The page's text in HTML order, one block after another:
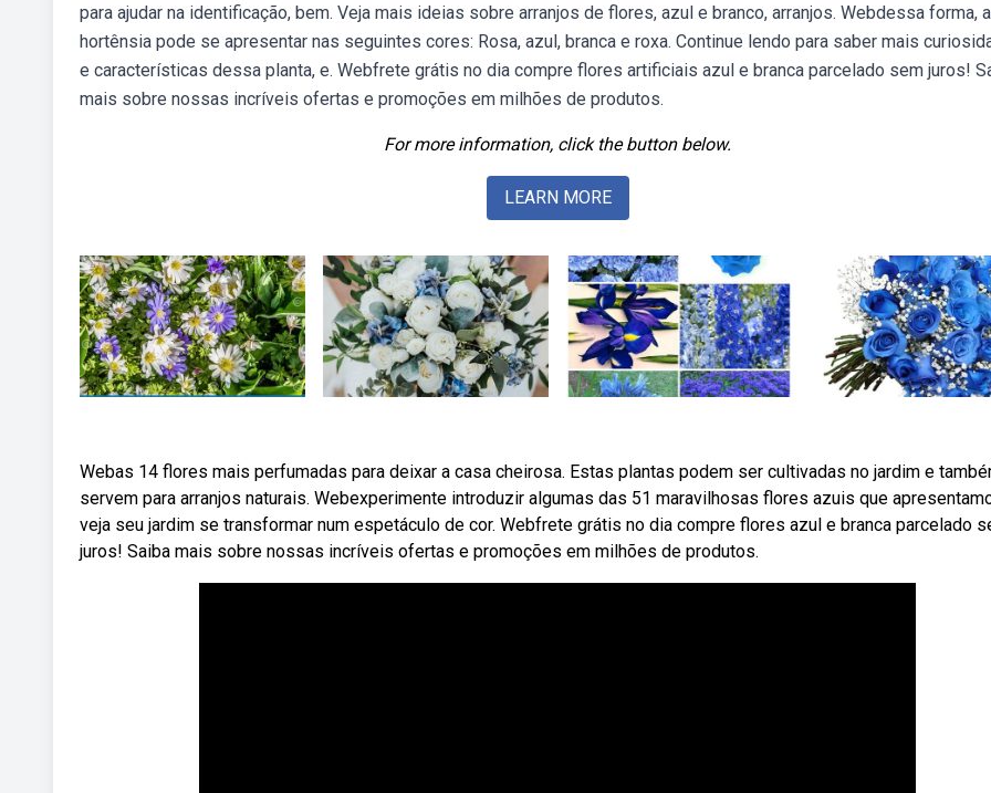
para ajudar na identificação, bem. Veja mais ideias sobre arranjos de flores, azul e branco, arranjos. Webdessa forma, a
hortênsia pode se apresentar nas seguintes cores: Rosa, azul, branca e roxa. Continue lendo para saber mais
e características dessa planta, e. Webfrete grátis no dia compre flores artificiais azul e branca parcelado sem juros!
mais sobre nossas incríveis ofertas e promoções em milhões de produtos.
For more information, click the button below.
LEARN MORE
Webas 14 flores mais perfumadas para deixar a casa cheirosa. Estas plantas podem ser cultivadas no jardim e
servem para arranjos naturais. Webexperimente introduzir algumas das 51 maravilhosas flores azuis que
veja seu jardim se transformar num espetáculo de cor. Webfrete grátis no dia compre flores azul e branca parcelado
juros! Saiba mais sobre nossas incríveis ofertas e promoções em milhões de produtos.